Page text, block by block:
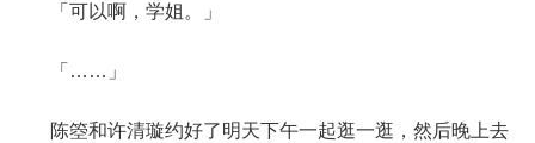
「可以啊，学姐。」
「……」
陈箜和许清璇约好了明天下午一起逛一逛，然后晚上去